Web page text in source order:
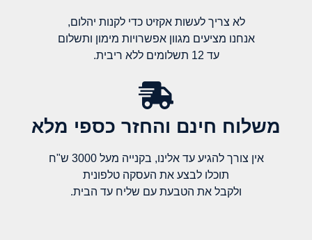
לא צריך לעשות אקזיט כדי לקנות יהלום,
אנחנו מציעים מגוון אפשרויות מימון ותשלום
עד 12 תשלומים ללא ריבית.
משלוח חינם והחזר כספי מלא​
אין צורך להגיע עד אלינו, בקנייה מעל 3000 ש"ח
תוכלו לבצע את העסקה טלפונית
ולקבל את הטבעת עם שליח עד הבית.